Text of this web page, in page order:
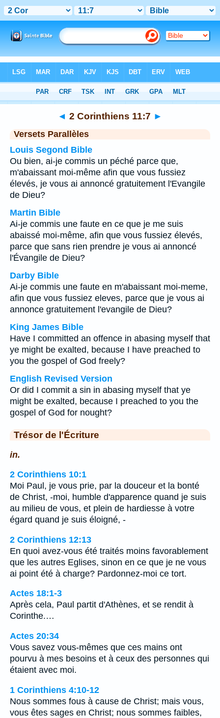
> Chapitre 11 > Verset 7
◄ 2 Corinthiens 11:7 ►
Versets Parallèles
Louis Segond Bible
Ou bien, ai-je commis un péché parce que,
m'abaissant moi-même afin que vous fussiez
élevés, je vous ai annoncé gratuitement l'Evangile
de Dieu?
Martin Bible
Ai-je commis une faute en ce que je me suis
abaissé moi-même, afin que vous fussiez élevés,
parce que sans rien prendre je vous ai annoncé
l'Évangile de Dieu?
Darby Bible
Ai-je commis une faute en m'abaissant moi-meme,
afin que vous fussiez eleves, parce que je vous ai
annonce gratuitement l'evangile de Dieu?
King James Bible
Have I committed an offence in abasing myself that
ye might be exalted, because I have preached to
you the gospel of God freely?
English Revised Version
Or did I commit a sin in abasing myself that ye
might be exalted, because I preached to you the
gospel of God for nought?
Trésor de l'Écriture
in.
2 Corinthiens 10:1
Moi Paul, je vous prie, par la douceur et la bonté
de Christ, -moi, humble d'apparence quand je suis
au milieu de vous, et plein de hardiesse à votre
égard quand je suis éloigné, -
2 Corinthiens 12:13
En quoi avez-vous été traités moins favorablement
que les autres Eglises, sinon en ce que je ne vous
ai point été à charge? Pardonnez-moi ce tort.
Actes 18:1-3
Après cela, Paul partit d'Athènes, et se rendit à
Corinthe.…
Actes 20:34
Vous savez vous-mêmes que ces mains ont
pourvu à mes besoins et à ceux des personnes qui
étaient avec moi.
1 Corinthiens 4:10-12
Nous sommes fous à cause de Christ; mais vous,
vous êtes sages en Christ; nous sommes faibles,